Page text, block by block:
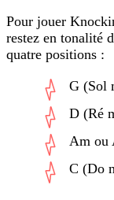
Pour jouer
restez en tonalité
quatre positions :
G (Sol
D (Ré
Am ou
C (Do